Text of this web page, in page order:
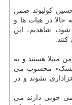
کولیوند ضمن
در هیات ها و
شاهدیم، این
مبتلا هستند و به
محسوب می
نشوند و در
خوبی دارند می